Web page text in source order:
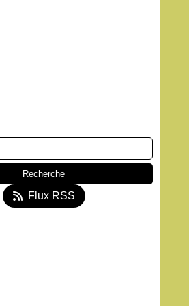
Flux RSS